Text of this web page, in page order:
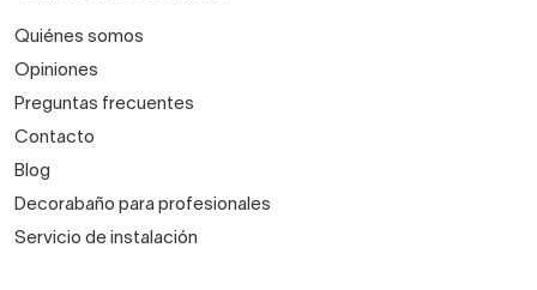
Quiénes somos
Opiniones
Preguntas frecuentes
Contacto
Blog
Decorabaño para profesionales
Servicio de instalación